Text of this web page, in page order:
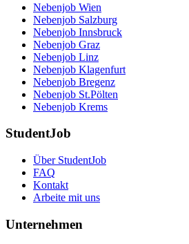
Nebenjob Wien
Nebenjob Salzburg
Nebenjob Innsbruck
Nebenjob Graz
Nebenjob Linz
Nebenjob Klagenfurt
Nebenjob Bregenz
Nebenjob St.Pölten
Nebenjob Krems
StudentJob
Über StudentJob
FAQ
Kontakt
Arbeite mit uns
Unternehmen